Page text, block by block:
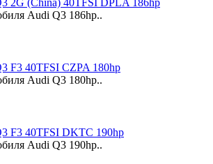
Audi Q3 186hp..
F3 40TFSI CZPA 180hp
Audi Q3 180hp..
F3 40TFSI DKTC 190hp
Audi Q3 190hp..